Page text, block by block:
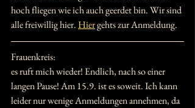
hoch fliegen wie ich auch geerdet bin. Wir sind
alle freiwillig hier. Hier gehts zur Anmeldung.
Frauenkreis:
es ruft mich wieder! Endlich, nach so einer
langen Pause! Am 15.9. ist es soweit. Ich kann
leider nur wenige Anmeldungen annehmen, da